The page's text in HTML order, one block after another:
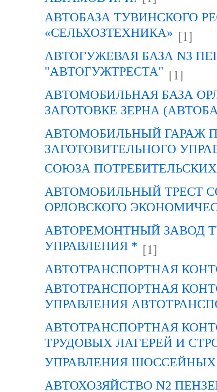
АВТОБАЗА ТУВИНСКОГО
«СЕЛЬХОЗТЕХНИКА» [1]
АВТОГУЖЕВАЯ БАЗА N3
"АВТОГУЖТРЕСТА" [1]
АВТОМОБИЛЬНАЯ БАЗА
ЗАГОТОВКЕ ЗЕРНА
АВТОМОБИЛЬНЫЙ ГАРАЖ
ЗАГОТОВИТЕЛЬНОГО
СОЮЗА
АВТОМОБИЛЬНЫЙ ТРЕСТ
ОРЛОВСКОГО
АВТОРЕМОНТНЫЙ ЗАВОД
УПРАВЛЕНИЯ * [1]
АВТОТРАНСПОРТНАЯ
АВТОТРАНСПОРТНАЯ
УПРАВЛЕНИЯ
АВТОТРАНСПОРТНАЯ
ТРУДОВЫХ ЛАГЕРЕЙ И
УПРАВЛЕНИЯ
АВТОХОЗЯЙСТВО N2